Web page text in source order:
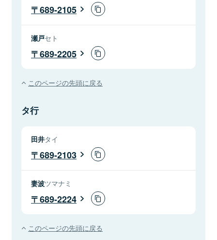
689-2105
瀬戸セト
689-2205
このページの先頭に戻る
タ行
田井タイ
689-2103
妻波ツマナミ
689-2224
このページの先頭に戻る